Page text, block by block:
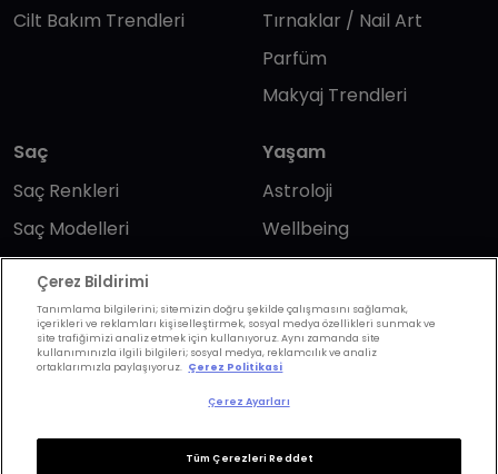
Cilt Bakım Trendleri
Tırnaklar / Nail Art
Parfüm
Makyaj Trendleri
Saç
Saç Renkleri
Saç Modelleri
Saç Bakımı
Saç Kesimi
Erkek Saç
Kuaförler
Yaşam
Astroloji
Wellbeing
Günlük Yaşam
Anne & Bebek
Yükselen Burç
Hesaplama
Kuafor Bulma
Çerez Bildirimi
Tanımlama bilgilerini; sitemizin doğru şekilde çalışmasını sağlamak,
içerikleri ve reklamları kişiselleştirmek, sosyal medya özellikleri sunmak ve
site trafiğimizi analiz etmek için kullanıyoruz. Aynı zamanda site
kullanımınızla ilgili bilgileri; sosyal medya, reklamcılık ve analiz
ortaklarımızla paylaşıyoruz. Çerez Politikasi
Çerez Ayarları
Tüm Çerezleri Reddet